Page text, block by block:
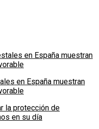
en España muestran